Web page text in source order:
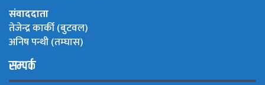
संवाददाता
तेजेन्द्र कार्की (बुटवल)
अनिष पन्थी (तम्घास)
सम्पर्क